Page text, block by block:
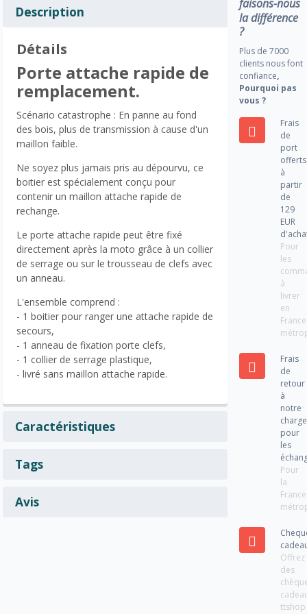
Description
Détails
Porte attache rapide de
remplacement.
Scénario catastrophe : En panne au fond
des bois, plus de transmission à cause d'un
maillon faible.
Ne soyez plus jamais pris au dépourvu, ce
boitier est spécialement conçu pour
contenir un maillon attache rapide de
rechange.
Le porte attache rapide peut être fixé
directement après la moto grâce à un collier
de serrage ou sur le trousseau de clefs avec
un anneau.
L'ensemble comprend :
- 1 boitier pour ranger une attache rapide de
secours,
- 1 anneau de fixation porte clefs,
- 1 collier de serrage plastique,
- livré sans maillon attache rapide.
Caractéristiques
Tags
Avis
faisons-nous
la différence
?
Plus de 7000
clients nous font
confiance,
Pourquoi pas
vous ?
Frais
de
port
offerts
à
partir
de
129
EUR
Pour
les
à
livrer
en
France
Frais
de
retour
à
notre
charge
pour
les
Pour
la
France
Offrez
des
ttshop